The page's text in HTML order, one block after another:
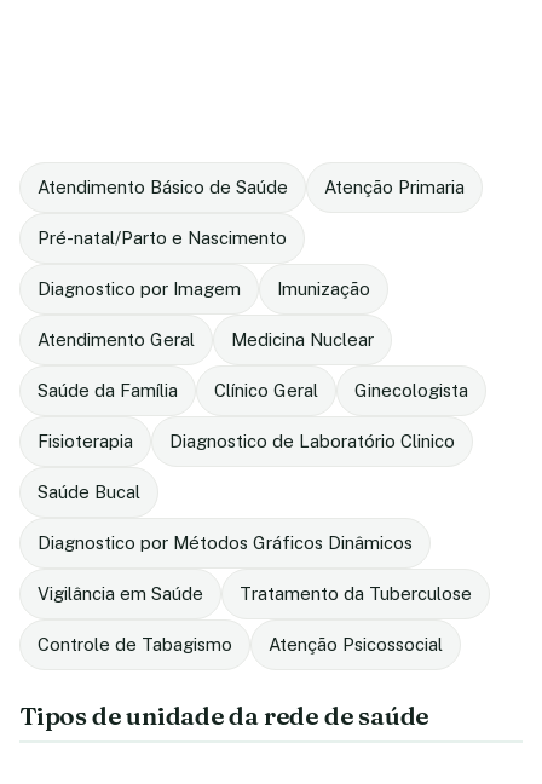
Atendimento Básico de Saúde Atenção Primaria
Pré-natal/Parto e Nascimento
Diagnostico por Imagem Imunização
Atendimento Geral Medicina Nuclear
Saúde da Família Clínico Geral Ginecologista
Fisioterapia Diagnostico de Laboratório Clinico
Saúde Bucal
Diagnostico por Métodos Gráficos Dinâmicos
Vigilância em Saúde Tratamento da Tuberculose
Controle de Tabagismo Atenção Psicossocial
Tipos de unidade da rede de saúde